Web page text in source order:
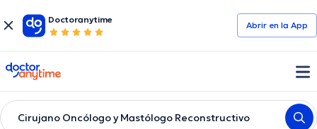
Doctoranytime
Abrir en la App
doctoranytime
Cirujano Oncólogo y Mastólogo Reconstructivo